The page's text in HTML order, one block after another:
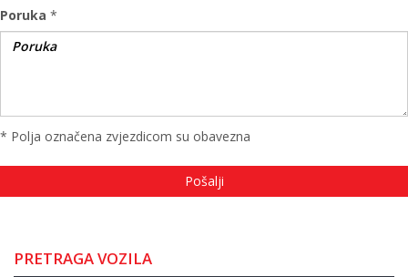
Poruka *
* Polja označena zvjezdicom su obavezna
PRETRAGA VOZILA